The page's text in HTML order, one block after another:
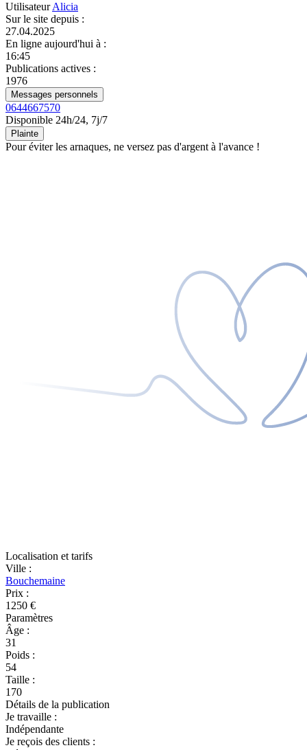
UtilisateurAlicia
Sur le site depuis :
27.04.2025
En ligne aujourd'hui à :
16:45
Publications actives :
1976
Messages personnels
0644667570
Disponible 24h/24, 7j/7
Plainte
Pour éviter les arnaques, ne versez pas d'argent à l'avance !
Localisation et tarifs
Ville :
Bouchemaine
Prix :
1250 €
Paramètres
Âge :
31
Poids :
54
Taille :
170
Détails de la publication
Je travaille :
Indépendante
Je reçois des clients :